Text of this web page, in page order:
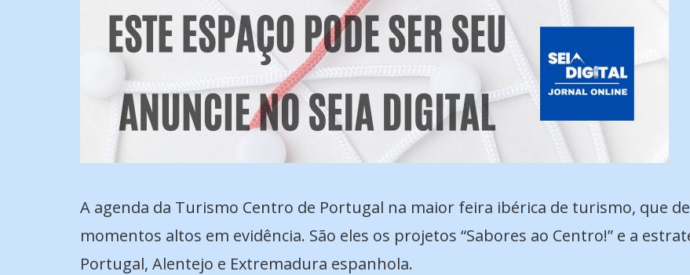
A agenda da Turismo Centro de Portugal na maior feira ibérica de turismo, que
momentos altos em evidência. São eles os projetos “Sabores ao Centro!” e a
Portugal, Alentejo e Extremadura espanhola.